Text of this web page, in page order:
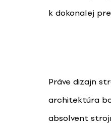
k dokonalej
Práve dizajn
architektúra
absolvent